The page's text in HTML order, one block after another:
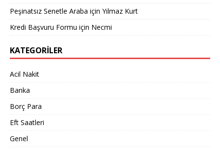
Peşinatsız Senetle Araba için Yılmaz Kurt
Kredi Başvuru Formu için Necmi
KATEGORILER
Acil Nakit
Banka
Borç Para
Eft Saatleri
Genel